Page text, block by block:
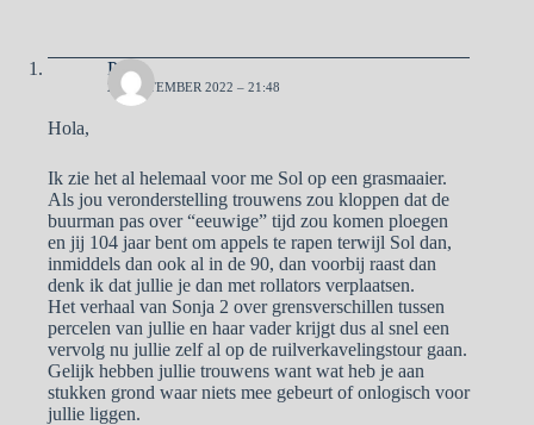
Pa
25 SEPTEMBER 2022 – 21:48
Hola,
Ik zie het al helemaal voor me Sol op een grasmaaier.
Als jou veronderstelling trouwens zou kloppen dat de
buurman pas over “eeuwige” tijd zou komen ploegen
en jij 104 jaar bent om appels te rapen terwijl Sol dan,
inmiddels dan ook al in de 90, dan voorbij raast dan
denk ik dat jullie je dan met rollators verplaatsen.
Het verhaal van Sonja 2 over grensverschillen tussen
percelen van jullie en haar vader krijgt dus al snel een
vervolg nu jullie zelf al op de ruilverkavelingstour gaan.
Gelijk hebben jullie trouwens want wat heb je aan
stukken grond waar niets mee gebeurt of onlogisch voor
jullie liggen.